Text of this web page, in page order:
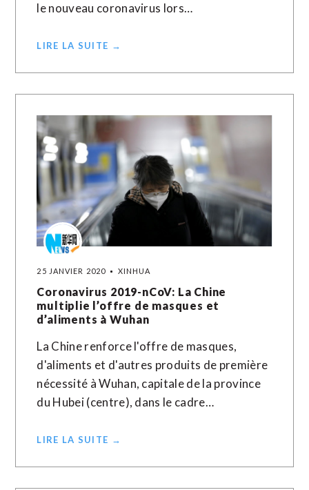
le nouveau coronavirus lors…
LIRE LA SUITE →
25 JANVIER 2020 XINHUA
Coronavirus 2019-nCoV: La Chine
multiplie l’offre de masques et
d’aliments à Wuhan
La Chine renforce l'offre de masques,
d'aliments et d'autres produits de première
nécessité à Wuhan, capitale de la province
du Hubei (centre), dans le cadre…
LIRE LA SUITE →